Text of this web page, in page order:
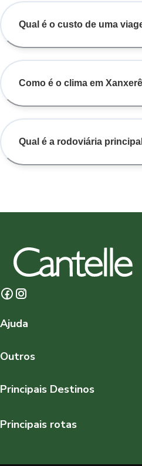
Qual é o custo de uma
Como é o clima em
Qual é a rodoviária
Ajuda
Outros
Principais Destinos
Principais rotas